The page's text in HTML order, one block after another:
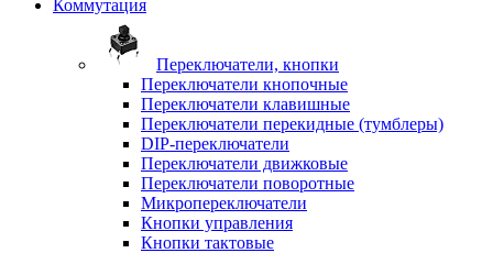
Коммутация
Переключатели, кнопки
Переключатели кнопочные
Переключатели клавишные
Переключатели перекидные (тумблеры)
DIP-переключатели
Переключатели движковые
Переключатели поворотные
Микропереключатели
Кнопки управления
Кнопки тактовые